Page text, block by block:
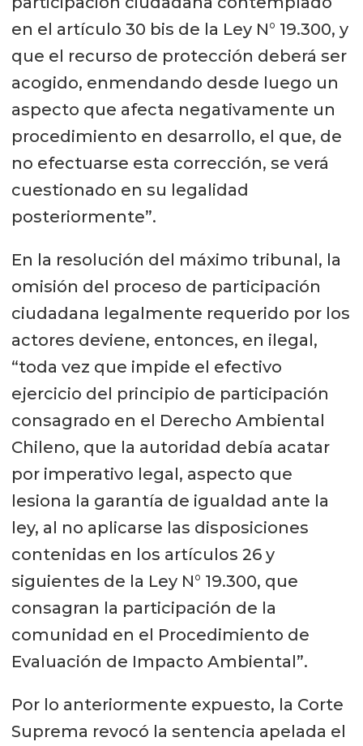
en el artículo 30 bis de la Ley N° 19.300, y
que el recurso de protección deberá ser
acogido, enmendando desde luego un
aspecto que afecta negativamente un
procedimiento en desarrollo, el que, de
no efectuarse esta corrección, se verá
cuestionado en su legalidad
posteriormente”.
En la resolución del máximo tribunal, la
omisión del proceso de participación
ciudadana legalmente requerido por los
actores deviene, entonces, en ilegal,
“toda vez que impide el efectivo
ejercicio del principio de participación
consagrado en el Derecho Ambiental
Chileno, que la autoridad debía acatar
por imperativo legal, aspecto que
lesiona la garantía de igualdad ante la
ley, al no aplicarse las disposiciones
contenidas en los artículos 26 y
siguientes de la Ley N° 19.300, que
consagran la participación de la
comunidad en el Procedimiento de
Evaluación de Impacto Ambiental”.
Por lo anteriormente expuesto, la Corte
Suprema revocó la sentencia apelada el